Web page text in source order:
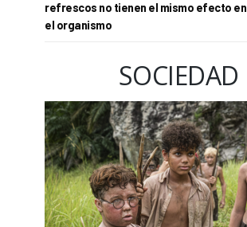
refrescos no tienen el mismo efecto en
el organismo
SOCIEDAD